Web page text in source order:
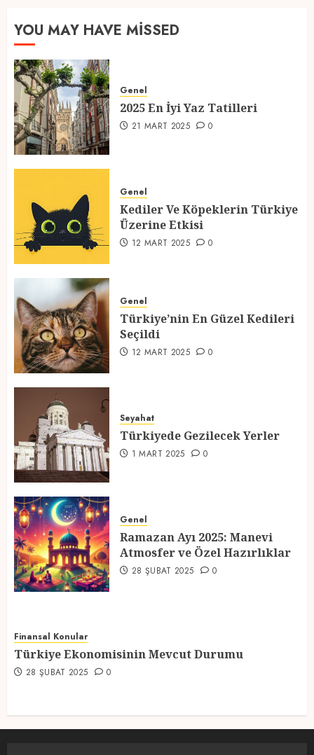
1
21 MART 2025
2
Üzerine Etkisi
12 MART 2025 0
3
Seçildi
12 MART 2025 0
4
1 MART 2025
5
Atmosfer ve Özel Hazırlıklar
28 ŞUBAT 2025 0
YOU MAY HAVE MISSED
Genel
2025 En İyi Yaz Tatilleri
21 MART 2025 0
Genel
Kediler Ve Köpeklerin Türkiye
Üzerine Etkisi
12 MART 2025 0
Genel
Türkiye’nin En Güzel Kedileri
Seçildi
12 MART 2025 0
Seyahat
Türkiyede Gezilecek Yerler
1 MART 2025 0
Genel
Ramazan Ayı 2025: Manevi
Atmosfer ve Özel Hazırlıklar
28 ŞUBAT 2025 0
Finansal Konular
Türkiye Ekonomisinin Mevcut Durumu
28 ŞUBAT 2025 0